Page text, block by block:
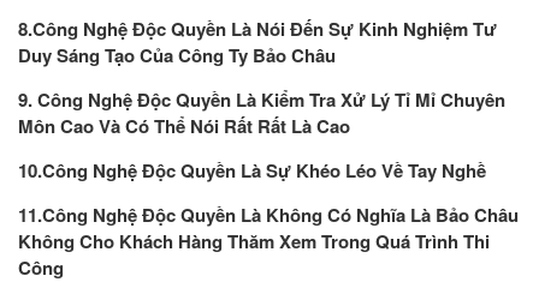
8.Công Nghệ Độc Quyền Là Nói Đến Sự Kinh Nghiệm Tư
Duy Sáng Tạo Của Công Ty Bảo Châu
9. Công Nghệ Độc Quyền Là Kiểm Tra Xử Lý Tỉ Mỉ Chuyên
Môn Cao Và Có Thể Nói Rất Rất Là Cao
10.Công Nghệ Độc Quyền Là Sự Khéo Léo Về Tay Nghề
11.Công Nghệ Độc Quyền Là Không Có Nghĩa Là Bảo Châu
Không Cho Khách Hàng Thăm Xem Trong Quá Trình Thi
Công